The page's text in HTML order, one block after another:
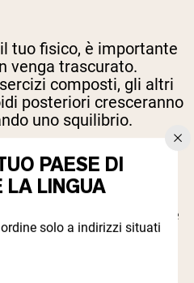
tuo fisico, è importante
venga trascurato.
composti, gli altri
posteriori cresceranno
uno squilibrio.
può anche aiutare a
mobilità. Deltoidi
a evitare che le spalle
una postura più
anche a
una migliore
PAESE DI
LA LINGUA
solo a indirizzi situati